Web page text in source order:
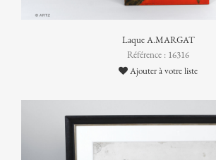
Laque A.MARGAT
Référence : 16316
Ajouter à votre liste